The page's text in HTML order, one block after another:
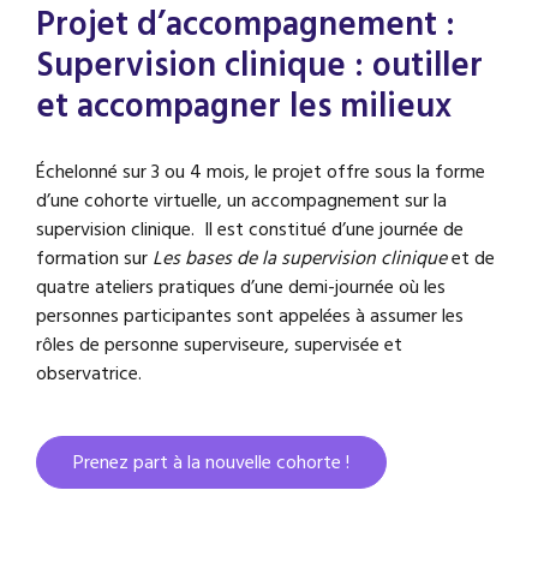
Projet d’accompagnement :
Supervision clinique : outiller
et accompagner les milieux
Échelonné sur 3 ou 4 mois, le projet offre sous la forme
d’une cohorte virtuelle, un accompagnement sur la
supervision clinique. Il est constitué d’une journée de
formation sur Les bases de la supervision cliniqueet de
quatre ateliers pratiques d’une demi-journée où les
personnes participantes sont appelées à assumer les
rôles de personne superviseure, supervisée et
observatrice.
Prenez part à la nouvelle cohorte !